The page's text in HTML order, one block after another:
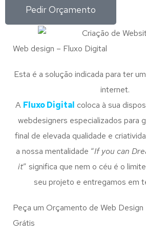
Pedir Orçamento
Web design – Fluxo Digital
Esta é a solução indicada para ter
internet.
A Fluxo Digital coloca à sua
webdesigners especializados para
final de elevada qualidade e
a nossa mentalidade “If you can
it” significa que nem o céu é o
seu projeto e entregamos em
Peça um Orçamento de Web
Grátis